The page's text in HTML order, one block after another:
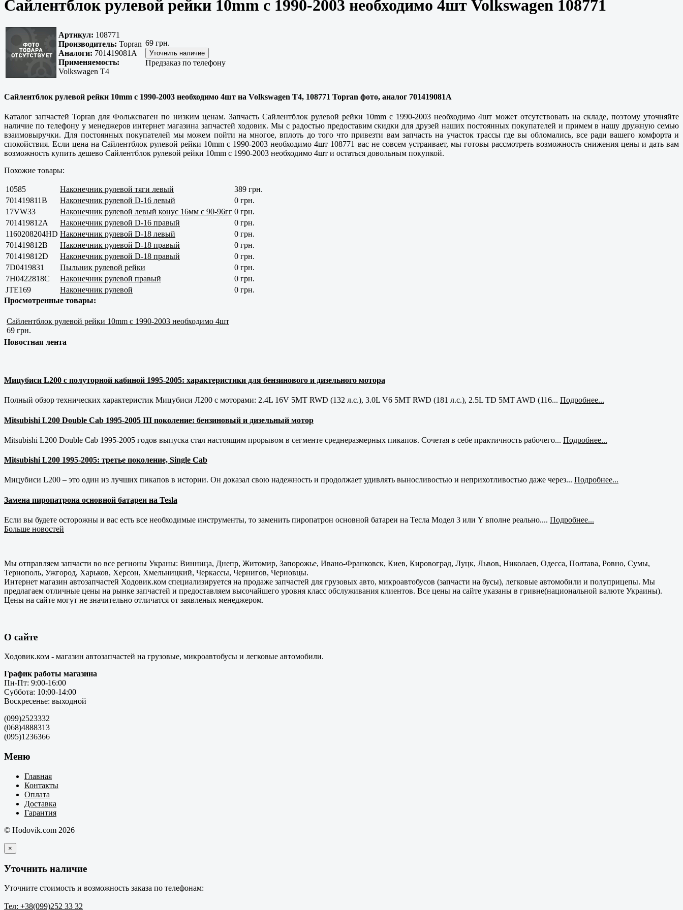
Сайлентблок рулевой рейки 10mm с 1990-2003 необходимо 4шт Volkswagen 108771
Артикул: 108771
Производитель: Topran
Аналоги: 701419081A
Применяемость:
Volkswagen T4
69 грн.
Предзаказ по телефону
Сайлентблок рулевой рейки 10mm с 1990-2003 необходимо 4шт на Volkswagen T4, 108771 Topran фото, аналог 701419081A
Каталог запчастей Topran для Фольксваген по низким ценам. Запчасть Сайлентблок рулевой рейки 10mm с 1990-2003 необходимо 4шт может отсутствовать на складе, поэтому уточняйте
наличие по телефону у менеджеров интернет магазина запчастей ходовик. Мы с радостью предоставим скидки для друзей наших постоянных покупателей и примем в нашу дружную семью
взаимовыручки. Для постоянных покупателей мы можем пойти на многое, вплоть до того что привезти вам запчасть на участок трассы где вы обломались, все ради вашего комфорта и
спокойствия. Если цена на Сайлентблок рулевой рейки 10mm с 1990-2003 необходимо 4шт 108771 вас не совсем устраивает, мы готовы рассмотреть возможность снижения цены и дать вам
возможность купить дешево Сайлентблок рулевой рейки 10mm с 1990-2003 необходимо 4шт и остаться довольным покупкой.
Похожие товары:
10585 Наконечник рулевой тяги левый
389 грн.
701419811B
Наконечник рулевой D-16 левый
0 грн.
17VW33
Наконечник рулевой левый конус 16мм с 90-96гг 0 грн.
701419812А
Наконечник рулевой D-16 правый
0 грн.
1160208204HD Наконечник рулевой D-18 левый
0 грн.
701419812B
Наконечник рулевой D-18 правый
0 грн.
701419812D
Наконечник рулевой D-18 правый
0 грн.
7D0419831
Пыльник рулевой рейки
0 грн.
7H0422818С
Наконечник рулевой правый
0 грн.
JTE169
Наконечник рулевой
0 грн.
Просмотренные товары:
Сайлентблок рулевой рейки 10mm с 1990-2003 необходимо 4шт
69 грн.
Новостная лента
Мицубиси L200 с полуторной кабиной 1995-2005: характеристики для бензинового и дизельного мотора
Полный обзор технических характеристик Мицубиси Л200 с моторами: 2.4L 16V 5MT RWD (132 л.с.), 3.0L V6 5MT RWD (181 л.с.), 2.5L TD 5MT AWD (116... Подробнее...
Mitsubishi L200 Double Cab 1995-2005 III поколение: бензиновый и дизельный мотор
Mitsubishi L200 Double Cab 1995-2005 годов выпуска стал настоящим прорывом в сегменте среднеразмерных пикапов. Сочетая в себе практичность рабочего... Подробнее...
Mitsubishi L200 1995-2005: третье поколение, Single Cab
Мицубиси L200 – это один из лучших пикапов в истории. Он доказал свою надежность и продолжает удивлять выносливостью и неприхотливостью даже через... Подробнее...
Замена пиропатрона основной батареи на Tesla
Если вы будете осторожны и вас есть все необходимые инструменты, то заменить пиропатрон основной батареи на Тесла Модел 3 или Y вполне реально.... Подробнее...
Больше новостей
Мы отправляем запчасти во все регионы Украны: Винница, Днепр, Житомир, Запорожье, Ивано-Франковск, Киев, Кировоград, Луцк, Львов, Николаев, Одесса, Полтава, Ровно, Сумы,
Тернополь, Ужгород, Харьков, Херсон, Хмельницкий, Черкассы, Чернигов, Черновцы.
Интернет магазин автозапчастей Ходовик.ком специализируется на продаже запчастей для грузовых авто, микроавтобусов (запчасти на бусы), легковые автомобили и полуприцепы. Мы
предлагаем отличные цены на рынке запчастей и предоставляем высочайшего уровня класс обслуживания клиентов. Все цены на сайте указаны в гривне(национальной валюте Украины).
Цены на сайте могут не значительно отличатся от заявленых менеджером.
О сайте
Ходовик.ком - магазин автозапчастей на грузовые, микроавтобусы и легковые автомобили.
График работы магазина
Пн-Пт: 9:00-16:00
Суббота: 10:00-14:00
Воскресенье: выходной
(099)2523332
(068)4888313
(095)1236366
Меню
Главная
Контакты
Оплата
Доставка
Гарантия
© Hodovik.com 2026
×
Уточнить наличие
Уточните стоимость и возможность заказа по телефонам:
Тел: +38(099)252 33 32